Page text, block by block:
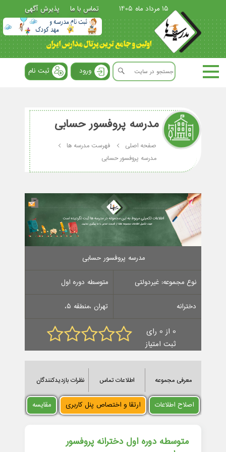
15 مرداد ماه 1405 تماس با ما پذیرش آگهی
ورود ثبت نام
مدرسه پروفسور حسابی
صفحه اصلی
فهرست مدرسه ها
مدرسه پروفسور حسابی
مدرسه پروفسور حسابی
نوع مجموعه: غیردولتی متوسطه دوره اول
دخترانه تهران ،منطقه 5،
0 از 0 رای
ثبت امتیاز
معرفی مجموعه اطلاعات تماس نظرات بازدیدکنندگان
اصلاح اطلاعات ارتقا و اختصاص پنل کاربری مقایسه
متوسطه دوره اول دخترانه پروفسور